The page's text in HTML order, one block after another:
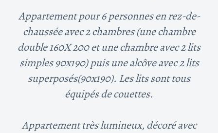
Appartement pour 6 personnes en rez-de-
chaussée avec 2 chambres (une chambre
double 160X 200 et une chambre avec 2 lits
simples 90x190) puis une alcôve avec 2 lits
superposés(90x190). Les lits sont tous
équipés de couettes.
Appartement très lumineux, décoré avec